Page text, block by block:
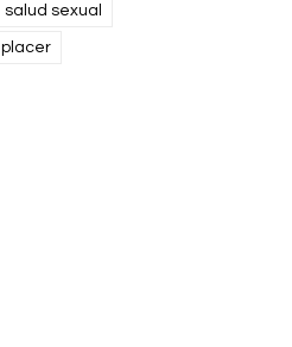
salud sexual
placer